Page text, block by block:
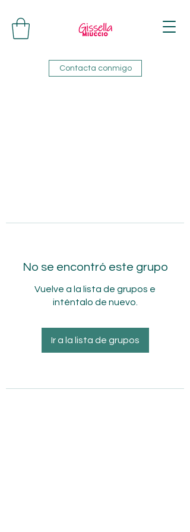
Contacta conmigo
No se encontró este grupo
Vuelve a la lista de grupos e
inténtalo de nuevo.
Ir a la lista de grupos